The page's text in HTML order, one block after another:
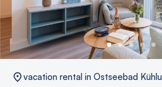
vacation rental in Ostseebad